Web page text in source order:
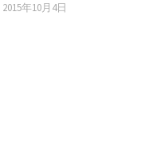
2015年10月4日